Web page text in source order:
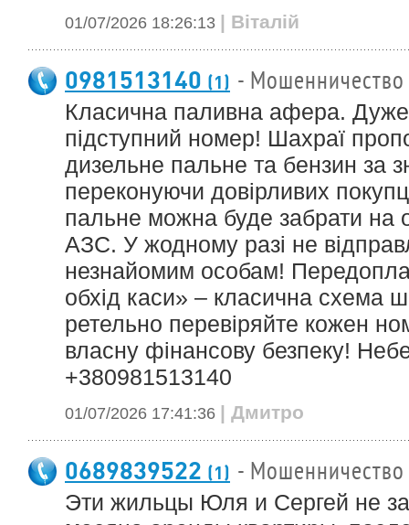
01/07/2026 18:26:13 | Віталій
0981513140 (1) - Мошенничество
Класична паливна афера. Дуже
підступний номер! Шахраї
дизельне пальне та бензин за
переконуючи довірливих
пальне можна буде забрати на
АЗС. У жодному разі не
незнайомим особам!
обхід каси» – класична схема
ретельно перевіряйте кожен
власну фінансову безпеку!
+380981513140
01/07/2026 17:41:36 | Дмитро
0689839522 (1) - Мошенничество
Эти жильцы Юля и Сергей не